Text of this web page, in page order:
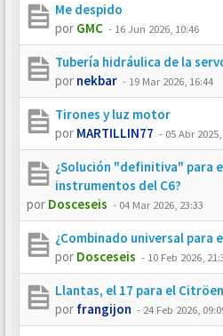
Me despido
por GMC - 16 Jun 2026, 10:46
Tubería hidráulica de la
por nekbar - 19 Mar 2026, 16:44
Tirones y luz motor
por MARTILLIN77 - 05 Abr
¿Solución "definitiva" para
instrumentos del C6?
por Dosceseis - 04 Mar 2026, 23:33
¿Combinado universal para
por Dosceseis - 10 Feb 2026,
Llantas, el 17 para el
por frangijon - 24 Feb 2026,